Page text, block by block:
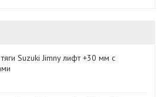
Suzuki Jimny лифт +30 мм с